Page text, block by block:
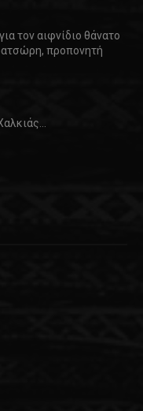
τον αιφνίδιο θάνατο
προπονητή